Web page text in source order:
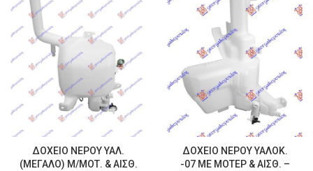
ΔΟΧΕΙΟ ΝΕΡΟΥ ΥΑΛ.
(ΜΕΓΑΛΟ) Μ/ΜΟΤ. & ΑΙΣΘ.
ΔΟΧΕΙΟ ΝΕΡΟΥ ΥΑΛΟΚ.
-07 ΜΕ ΜΟΤΕΡ & ΑΙΣΘ. –